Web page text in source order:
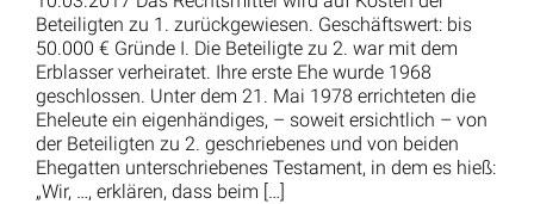
Beteiligten zu 1. zurückgewiesen. Geschäftswert: bis
50.000 € Gründe I. Die Beteiligte zu 2. war mit dem
Erblasser verheiratet. Ihre erste Ehe wurde 1968
geschlossen. Unter dem 21. Mai 1978 errichteten die
Eheleute ein eigenhändiges, – soweit ersichtlich – von
der Beteiligten zu 2. geschriebenes und von beiden
Ehegatten unterschriebenes Testament, in dem es hieß:
„Wir, …, erklären, dass beim […]